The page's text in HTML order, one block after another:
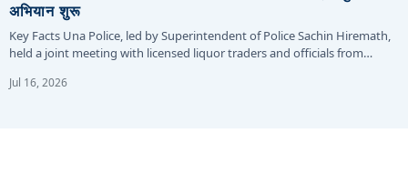
अभियान शुरू
Key Facts Una Police, led by Superintendent of Police Sachin Hiremath,
held a joint meeting with licensed liquor traders and officials from…
Jul 16, 2026